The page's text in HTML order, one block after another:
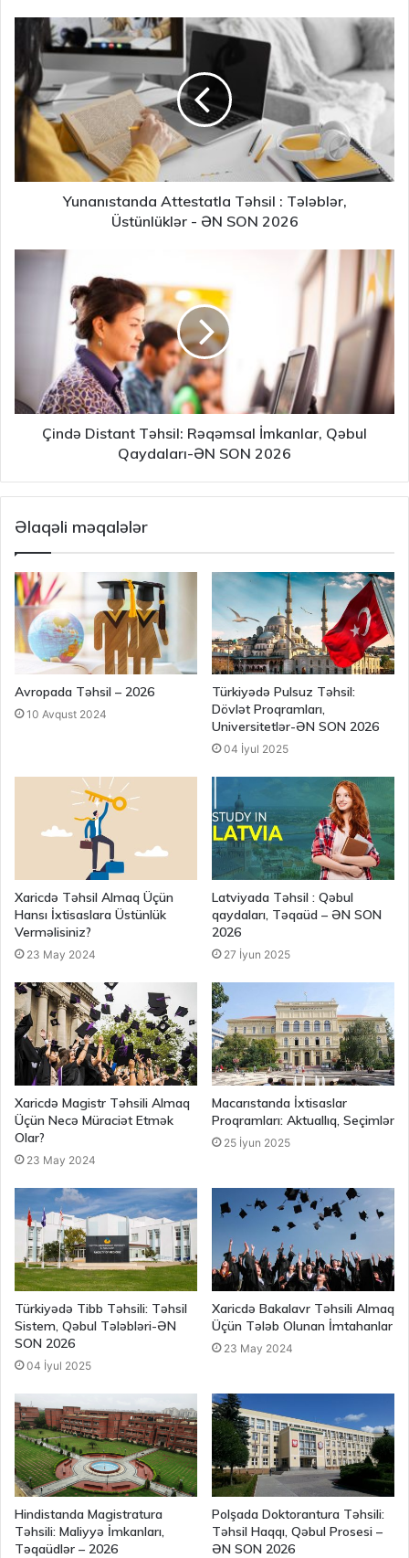
Yunanıstanda Attestatla Təhsil : Tələblər,
Üstünlüklər - ƏN SON 2026
Çində Distant Təhsil: Rəqəmsal İmkanlar, Qəbul
Qaydaları-ƏN SON 2026
Əlaqəli məqalələr
Avropada Təhsil – 2026
10 Avqust 2024
Türkiyədə Pulsuz Təhsil:
Dövlət Proqramları,
Universitetlər-ƏN SON 2026
04 İyul 2025
Xaricdə Təhsil Almaq Üçün
Hansı İxtisaslara Üstünlük
Verməlisiniz?
23 May 2024
Latviyada Təhsil : Qəbul
qaydaları, Təqaüd – ƏN SON
2026
27 İyun 2025
Xaricdə Magistr Təhsili Almaq
Üçün Necə Müraciət Etmək
Olar?
23 May 2024
Macarıstanda İxtisaslar
Proqramları: Aktuallıq, Seçimlər
25 İyun 2025
Türkiyədə Tibb Təhsili: Təhsil
Sistem, Qəbul Tələbləri-ƏN
SON 2026
04 İyul 2025
Xaricdə Bakalavr Təhsili Almaq
Üçün Tələb Olunan İmtahanlar
23 May 2024
Hindistanda Magistratura
Təhsili: Maliyyə İmkanları,
Təqaüdlər – 2026
Polşada Doktorantura Təhsili:
Təhsil Haqqı, Qəbul Prosesi –
ƏN SON 2026